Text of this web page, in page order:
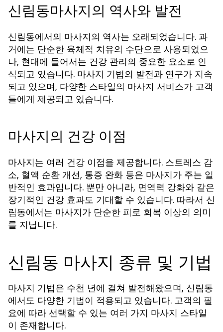
신림동마사지의 역사와 발전
신림동에서의 마사지의 역사는 오래되었습니다. 과
거에는 단순한 육체적 치유의 수단으로 사용되었으
나, 현대에 들어서는 건강 관리의 중요한 요소로 인
식되고 있습니다. 마사지 기법의 발전과 연구가 지속
되고 있으며, 다양한 스타일의 마사지 서비스가 고객
들에게 제공되고 있습니다.
마사지의 건강 이점
마사지는 여러 건강 이점을 제공합니다. 스트레스 감
소, 혈액 순환 개선, 통증 완화 등은 마사지가 주는 일
반적인 효과입니다. 뿐만 아니라, 면역력 강화와 같은
장기적인 건강 효과도 기대할 수 있습니다. 따라서 신
림동에서는 마사지가 단순한 피로 회복 이상의 의미
를 지닙니다.
신림동 마사지 종류 및 기법
마사지 기법은 수천 년에 걸쳐 발전해왔으며, 신림동
에서도 다양한 기법이 적용되고 있습니다. 고객의 필
요에 따라 선택할 수 있는 여러 가지 마사지 스타일
이 존재합니다.